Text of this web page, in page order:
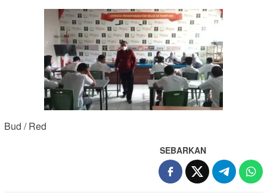
Bud / Red
SEBARKAN